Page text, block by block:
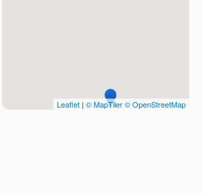
Leaflet | © MapTiler© OpenStreetMap